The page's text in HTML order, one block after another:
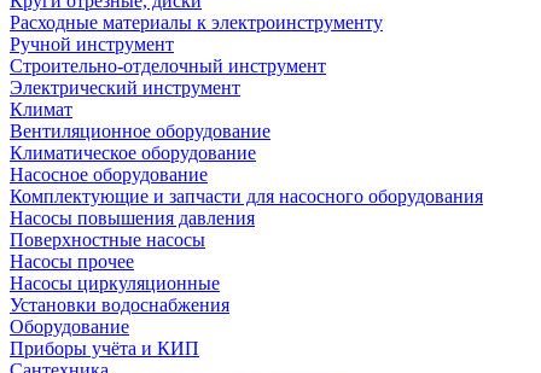
Расходные материалы к электроинструменту
Ручной инструмент
Строительно-отделочный инструмент
Электрический инструмент
Климат
Вентиляционное оборудование
Климатическое оборудование
Насосное оборудование
Комплектующие и запчасти для насосного оборудования
Насосы повышения давления
Поверхностные насосы
Насосы прочее
Насосы циркуляционные
Установки водоснабжения
Оборудование
Приборы учёта и КИП